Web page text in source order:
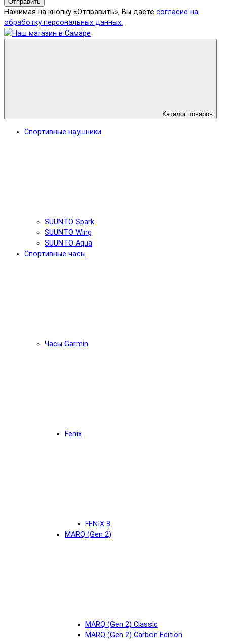
Нажимая на кнопку «Отправить», Вы даете согласие на
обработку персональных данных.
Каталог товаров
Спортивные наушники
SUUNTO Spark
SUUNTO Wing
SUUNTO Aqua
Спортивные часы
Часы Garmin
Fenix
FENIX 8
MARQ (Gen 2)
MARQ (Gen 2) Classic
MARQ (Gen 2) Carbon Edition